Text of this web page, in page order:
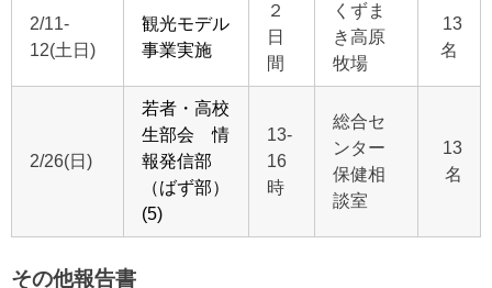
2/11-
12(土日)
観光モデル
事業実施
２
日
間
くずま
き高原
牧場
13
名
2/26(日)
若者・高校
生部会 情
報発信部
（ばず部）
(5)
13-
16
時
総合セ
ンター
保健相
談室
13
名
その他報告書